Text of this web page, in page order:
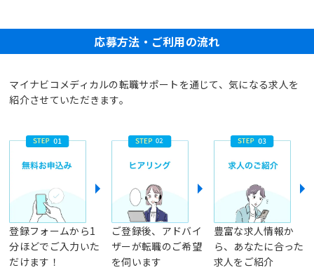
応募方法・ご利用の流れ
マイナビコメディカルの転職サポートを通じて、気になる求人を
紹介させていただきます。
登録フォームから1
分ほどでご入力いた
だけます！
ご登録後、アドバイ
ザーが転職のご希望
を伺います
豊富な求人情報か
ら、あなたに合った
求人をご紹介